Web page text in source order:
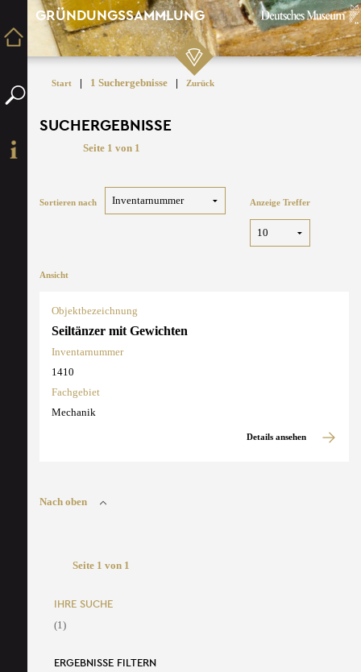
GRÜNDUNGSSAMMLUNG
Start | 1 Suchergebnisse | Zurück
SUCHERGEBNISSE
Seite 1 von 1
Sortieren nach Anzeige Treffer
Ansicht
Objektbezeichnung
Seiltänzer mit Gewichten
Inventarnummer
1410
Fachgebiet
Mechanik
Details ansehen
Nach oben
Seite 1 von 1
IHRE SUCHE
(1)
ERGEBNISSE FILTERN